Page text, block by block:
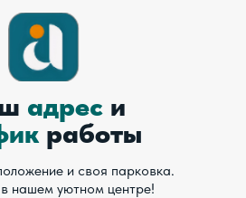
адрес и
работы
и своя парковка.
нашем уютном центре!